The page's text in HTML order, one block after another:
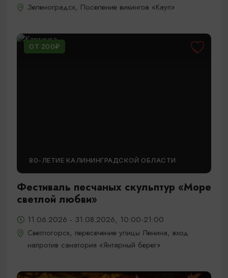
Зеленоградск, Поселение викингов «Кауп»
ОТ 200₽
80-ЛЕТИЕ КАЛИНИНГРАДСКОЙ ОБЛАСТИ
Фестиваль песчаных скульптур «Море
светлой любви»
11.06.2026 - 31.08.2026, 10:00-21:00
Светлогорск, пересечение улицы Ленина, вход
напротив санатория «Янтарный берег»